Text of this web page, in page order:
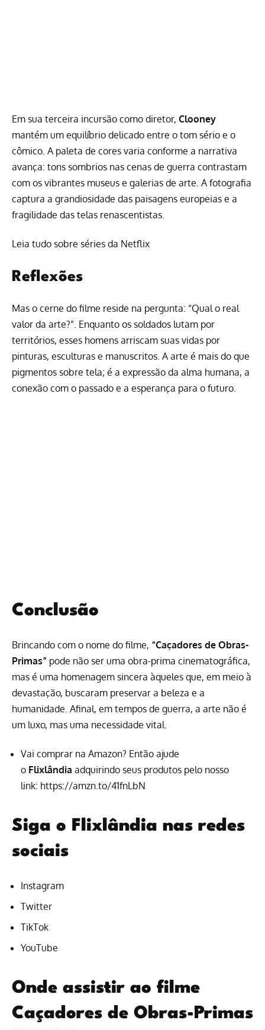
Em sua terceira incursão como diretor, Clooney
mantém um equilíbrio delicado entre o tom sério e o
cômico. A paleta de cores varia conforme a narrativa
avança: tons sombrios nas cenas de guerra contrastam
com os vibrantes museus e galerias de arte. A fotografia
captura a grandiosidade das paisagens europeias e a
fragilidade das telas renascentistas.
Leia tudo sobre séries da Netflix
Reflexões
Mas o cerne do filme reside na pergunta: “Qual o real
valor da arte?”. Enquanto os soldados lutam por
territórios, esses homens arriscam suas vidas por
pinturas, esculturas e manuscritos. A arte é mais do que
pigmentos sobre tela; é a expressão da alma humana, a
conexão com o passado e a esperança para o futuro.
Conclusão
Brincando com o nome do filme, “Caçadores de Obras-
Primas” pode não ser uma obra-prima cinematográfica,
mas é uma homenagem sincera àqueles que, em meio à
devastação, buscaram preservar a beleza e a
humanidade. Afinal, em tempos de guerra, a arte não é
um luxo, mas uma necessidade vital.
Vai comprar na Amazon? Então ajude
o Flixlândia adquirindo seus produtos pelo nosso
link: https://amzn.to/41fnLbN
Siga o Flixlândia nas redes
sociais
Instagram
Twitter
TikTok
YouTube
Onde assistir ao filme
Caçadores de Obras-Primas